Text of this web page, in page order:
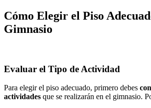
Cómo Elegir el Piso
Gimnasio
Evaluar el Tipo de Actividad
Para elegir el piso adecuado, primero debes
actividades que se realizarán en el gimnasio.